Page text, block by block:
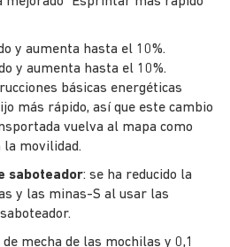
y aumenta hasta el 10%.
y aumenta hasta el 10%.
básicas energéticas
más rápido, así que este cambio
vuelva al mapa como
la movilidad.
saboteador: se ha reducido la
y las minas-S al usar las
mecha de las mochilas y 0,1